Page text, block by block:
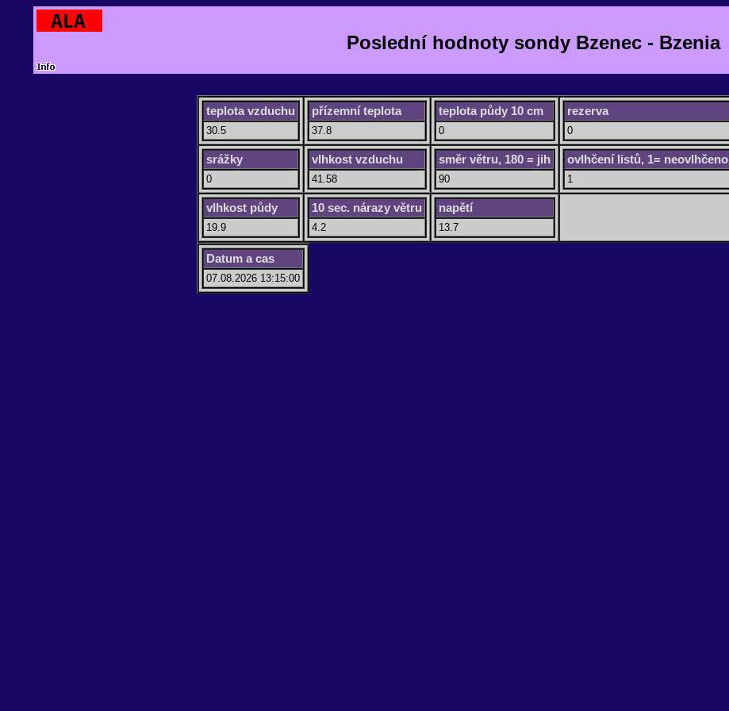
Poslední hodnoty sondy Bzenec - Bzenia
teplota vzduchu
30.5
přízemní teplota
37.8
teplota půdy 10 cm
0
rezerva
0
srážky
0
vlhkost vzduchu
41.58
směr větru, 180 = jih
90
ovlhčení listů, 1= neovlhčeno
1
vlhkost půdy
19.9
10 sec. nárazy větru
4.2
napětí
13.7
Datum a cas
07.08.2026 13:15:00